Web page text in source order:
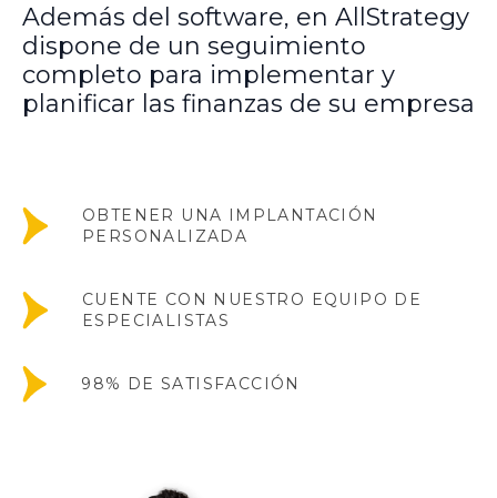
Además del software, en AllStrategy
dispone de un seguimiento
completo para implementar y
planificar las finanzas de su empresa
OBTENER UNA IMPLANTACIÓN
PERSONALIZADA
CUENTE CON NUESTRO EQUIPO DE
ESPECIALISTAS
98% DE SATISFACCIÓN